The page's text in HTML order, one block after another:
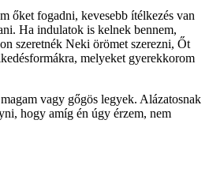
őket fogadni, kevesebb ítélkezés van
Ha indulatok is kelnek bennem,
szeretnék Neki örömet szerezni, Őt
melyeket gyerekkorom
vagy gőgös legyek. Alázatosnak
hogy amíg én úgy érzem, nem